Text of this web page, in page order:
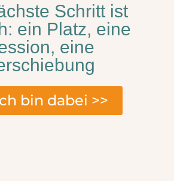
Schritt ist
ein Platz, eine
eine
bin dabei >>